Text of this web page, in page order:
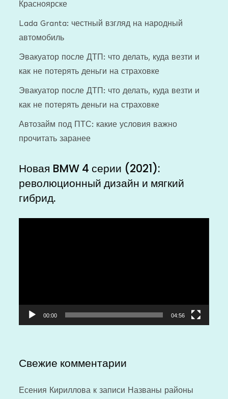
Красноярске
Lada Granta: честный взгляд на народный
автомобиль
Эвакуатор после ДТП: что делать, куда везти и
как не потерять деньги на страховке
Эвакуатор после ДТП: что делать, куда везти и
как не потерять деньги на страховке
Автозайм под ПТС: какие условия важно
прочитать заранее
Новая BMW 4 серии (2021):
революционный дизайн и мягкий
гибрид.
00:00 04:56
Свежие комментарии
Есения Кириллова к записи Названы районы